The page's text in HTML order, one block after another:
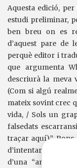
Aquesta edició,
estudi preliminar,
ben breu on es
d’aquest pare de
perquè editor i
que argumenta
descriurà la
(Com si algú
mateix sovint crec
vida, / Sols un
falsedats
traçar aquí)”.
d’intentar atrapar
d’una “ambició